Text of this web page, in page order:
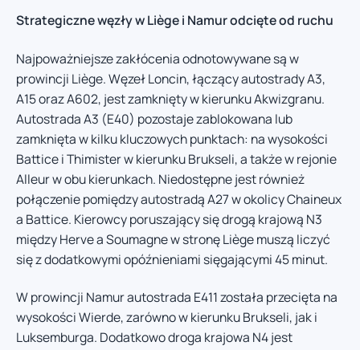
Strategiczne węzły w Liège i Namur odcięte od ruchu
Najpoważniejsze zakłócenia odnotowywane są w
prowincji Liège. Węzeł Loncin, łączący autostrady A3,
A15 oraz A602, jest zamknięty w kierunku Akwizgranu.
Autostrada A3 (E40) pozostaje zablokowana lub
zamknięta w kilku kluczowych punktach: na wysokości
Battice i Thimister w kierunku Brukseli, a także w rejonie
Alleur w obu kierunkach. Niedostępne jest również
połączenie pomiędzy autostradą A27 w okolicy Chaineux
a Battice. Kierowcy poruszający się drogą krajową N3
między Herve a Soumagne w stronę Liège muszą liczyć
się z dodatkowymi opóźnieniami sięgającymi 45 minut.
W prowincji Namur autostrada E411 została przecięta na
wysokości Wierde, zarówno w kierunku Brukseli, jak i
Luksemburga. Dodatkowo droga krajowa N4 jest